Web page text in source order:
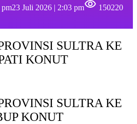
pm23 Juli 2026 | 2:03 pm 150220
SULTRA KE
KONUT
SULTRA KE
KONUT